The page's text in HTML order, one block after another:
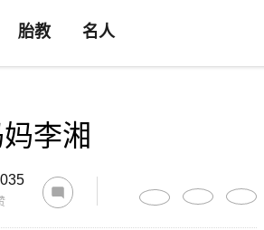
胎教 名人
李湘